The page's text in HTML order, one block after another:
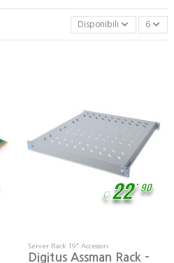
Disponibili 6
€ 22
, 90
Server Rack 19" Accessori
Digitus Assman Rack -